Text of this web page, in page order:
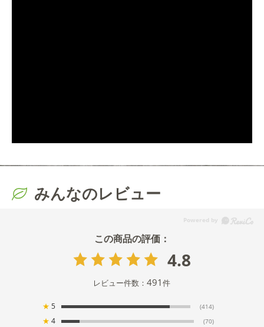
みんなのレビュー
4.8
レビュー件数：491件
★ 5 (414)
★ 4 (70)